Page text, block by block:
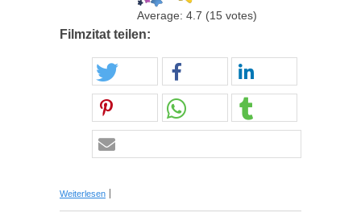
Average: 4.7 (15 votes)
Filmzitat teilen:
Weiterlesen über Dialog aus "The Mentalist"